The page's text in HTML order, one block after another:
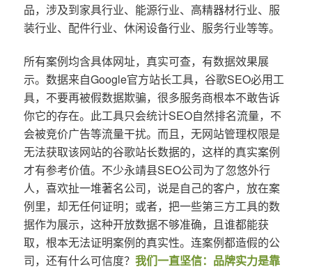
品，涉及到家具行业、能源行业、高精器材行业、服
装行业、配件行业、休闲设备行业、服务行业等等。
所有案例均含具体网址，真实可查，有数据效果展
示。数据来自Google官方站长工具，谷歌SEO必用工
具，不要再被假数据欺骗，很多服务商根本不敢告诉
你它的存在。此工具只会统计SEO自然排名流量，不
会被竞价广告等流量干扰。而且，无网站管理权限是
无法获取该网站的谷歌站长数据的，这样的真实案例
才有参考价值。不少永靖县SEO公司为了忽悠外行
人，喜欢扯一堆著名公司，说是自己的客户，放在案
例里，却无任何证明；或者，把一些第三方工具的数
据作为展示，这种开放数据不够准确，且谁都能获
取，根本无法证明案例的真实性。连案例都造假的公
司，还有什么可信度？ 我们一直坚信：品牌实力是靠